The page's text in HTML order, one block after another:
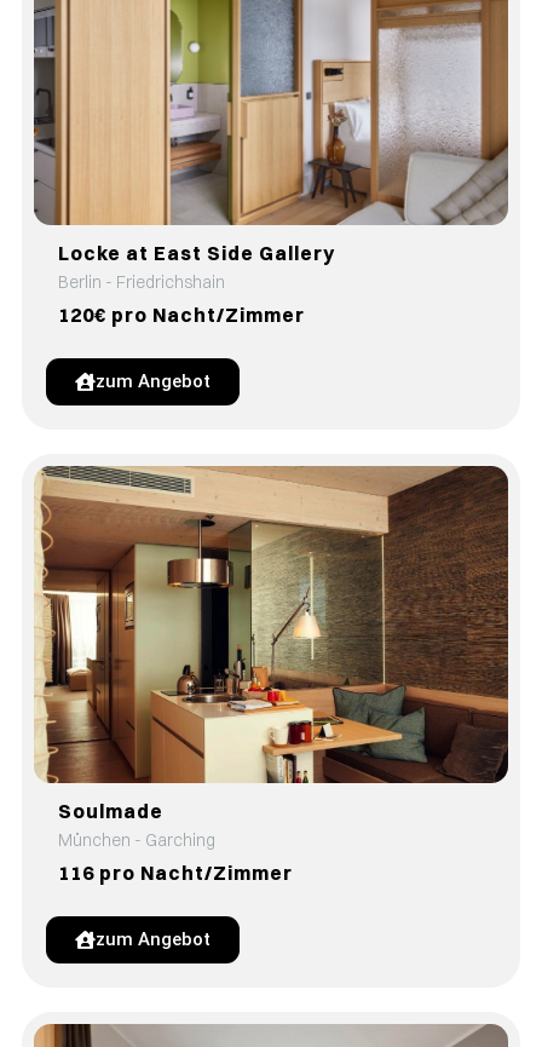
Locke at East Side Gallery
Berlin - Friedrichshain
120€ pro Nacht/Zimmer
zum Angebot
Soulmade
München - Garching
116 pro Nacht/Zimmer
zum Angebot